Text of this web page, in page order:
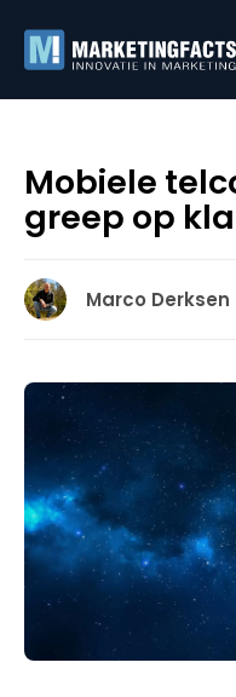
Mobiele
greep op
Marco Derksen